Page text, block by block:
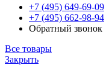
+7 (495) 649-69-09
+7 (495) 662-98-94
Обратный звонок
Все товары
Закрыть